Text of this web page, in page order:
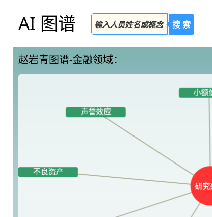
AI 图谱 搜 索
赵岩青图谱-金融领域：